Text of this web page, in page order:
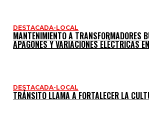
DESTACADA-LOCAL
MANTENIMIENTO A TRANSFORMADORES
APAGONES Y VARIACIONES ELÉCTRICAS
DESTACADA-LOCAL
TRÁNSITO LLAMA A FORTALECER LA